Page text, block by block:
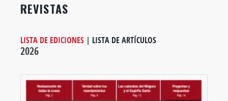
REVISTAS
LISTA DE EDICIONES | LISTA DE ARTÍCULOS
2026